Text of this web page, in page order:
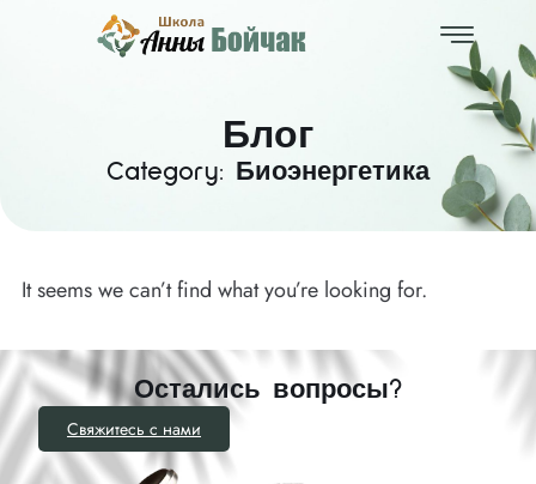
Блог
Category: Биоэнергетика
It seems we can’t find what you’re looking for.
Остались вопросы?
Свяжитесь с нами